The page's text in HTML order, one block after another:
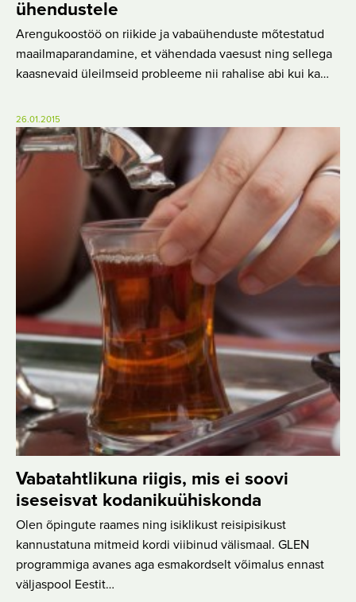
ühendustele
Arengukoostöö on riikide ja vabaühenduste mõtestatud
maailmaparandamine, et vähendada vaesust ning sellega
kaasnevaid üleilmseid probleeme nii rahalise abi kui ka…
26.01.2015
Vabatahtlikuna riigis, mis ei soovi
iseseisvat kodanikuühiskonda
Olen õpingute raames ning isiklikust reisipisikust
kannustatuna mitmeid kordi viibinud välismaal. GLEN
programmiga avanes aga esmakordselt võimalus ennast
väljaspool Eestit…